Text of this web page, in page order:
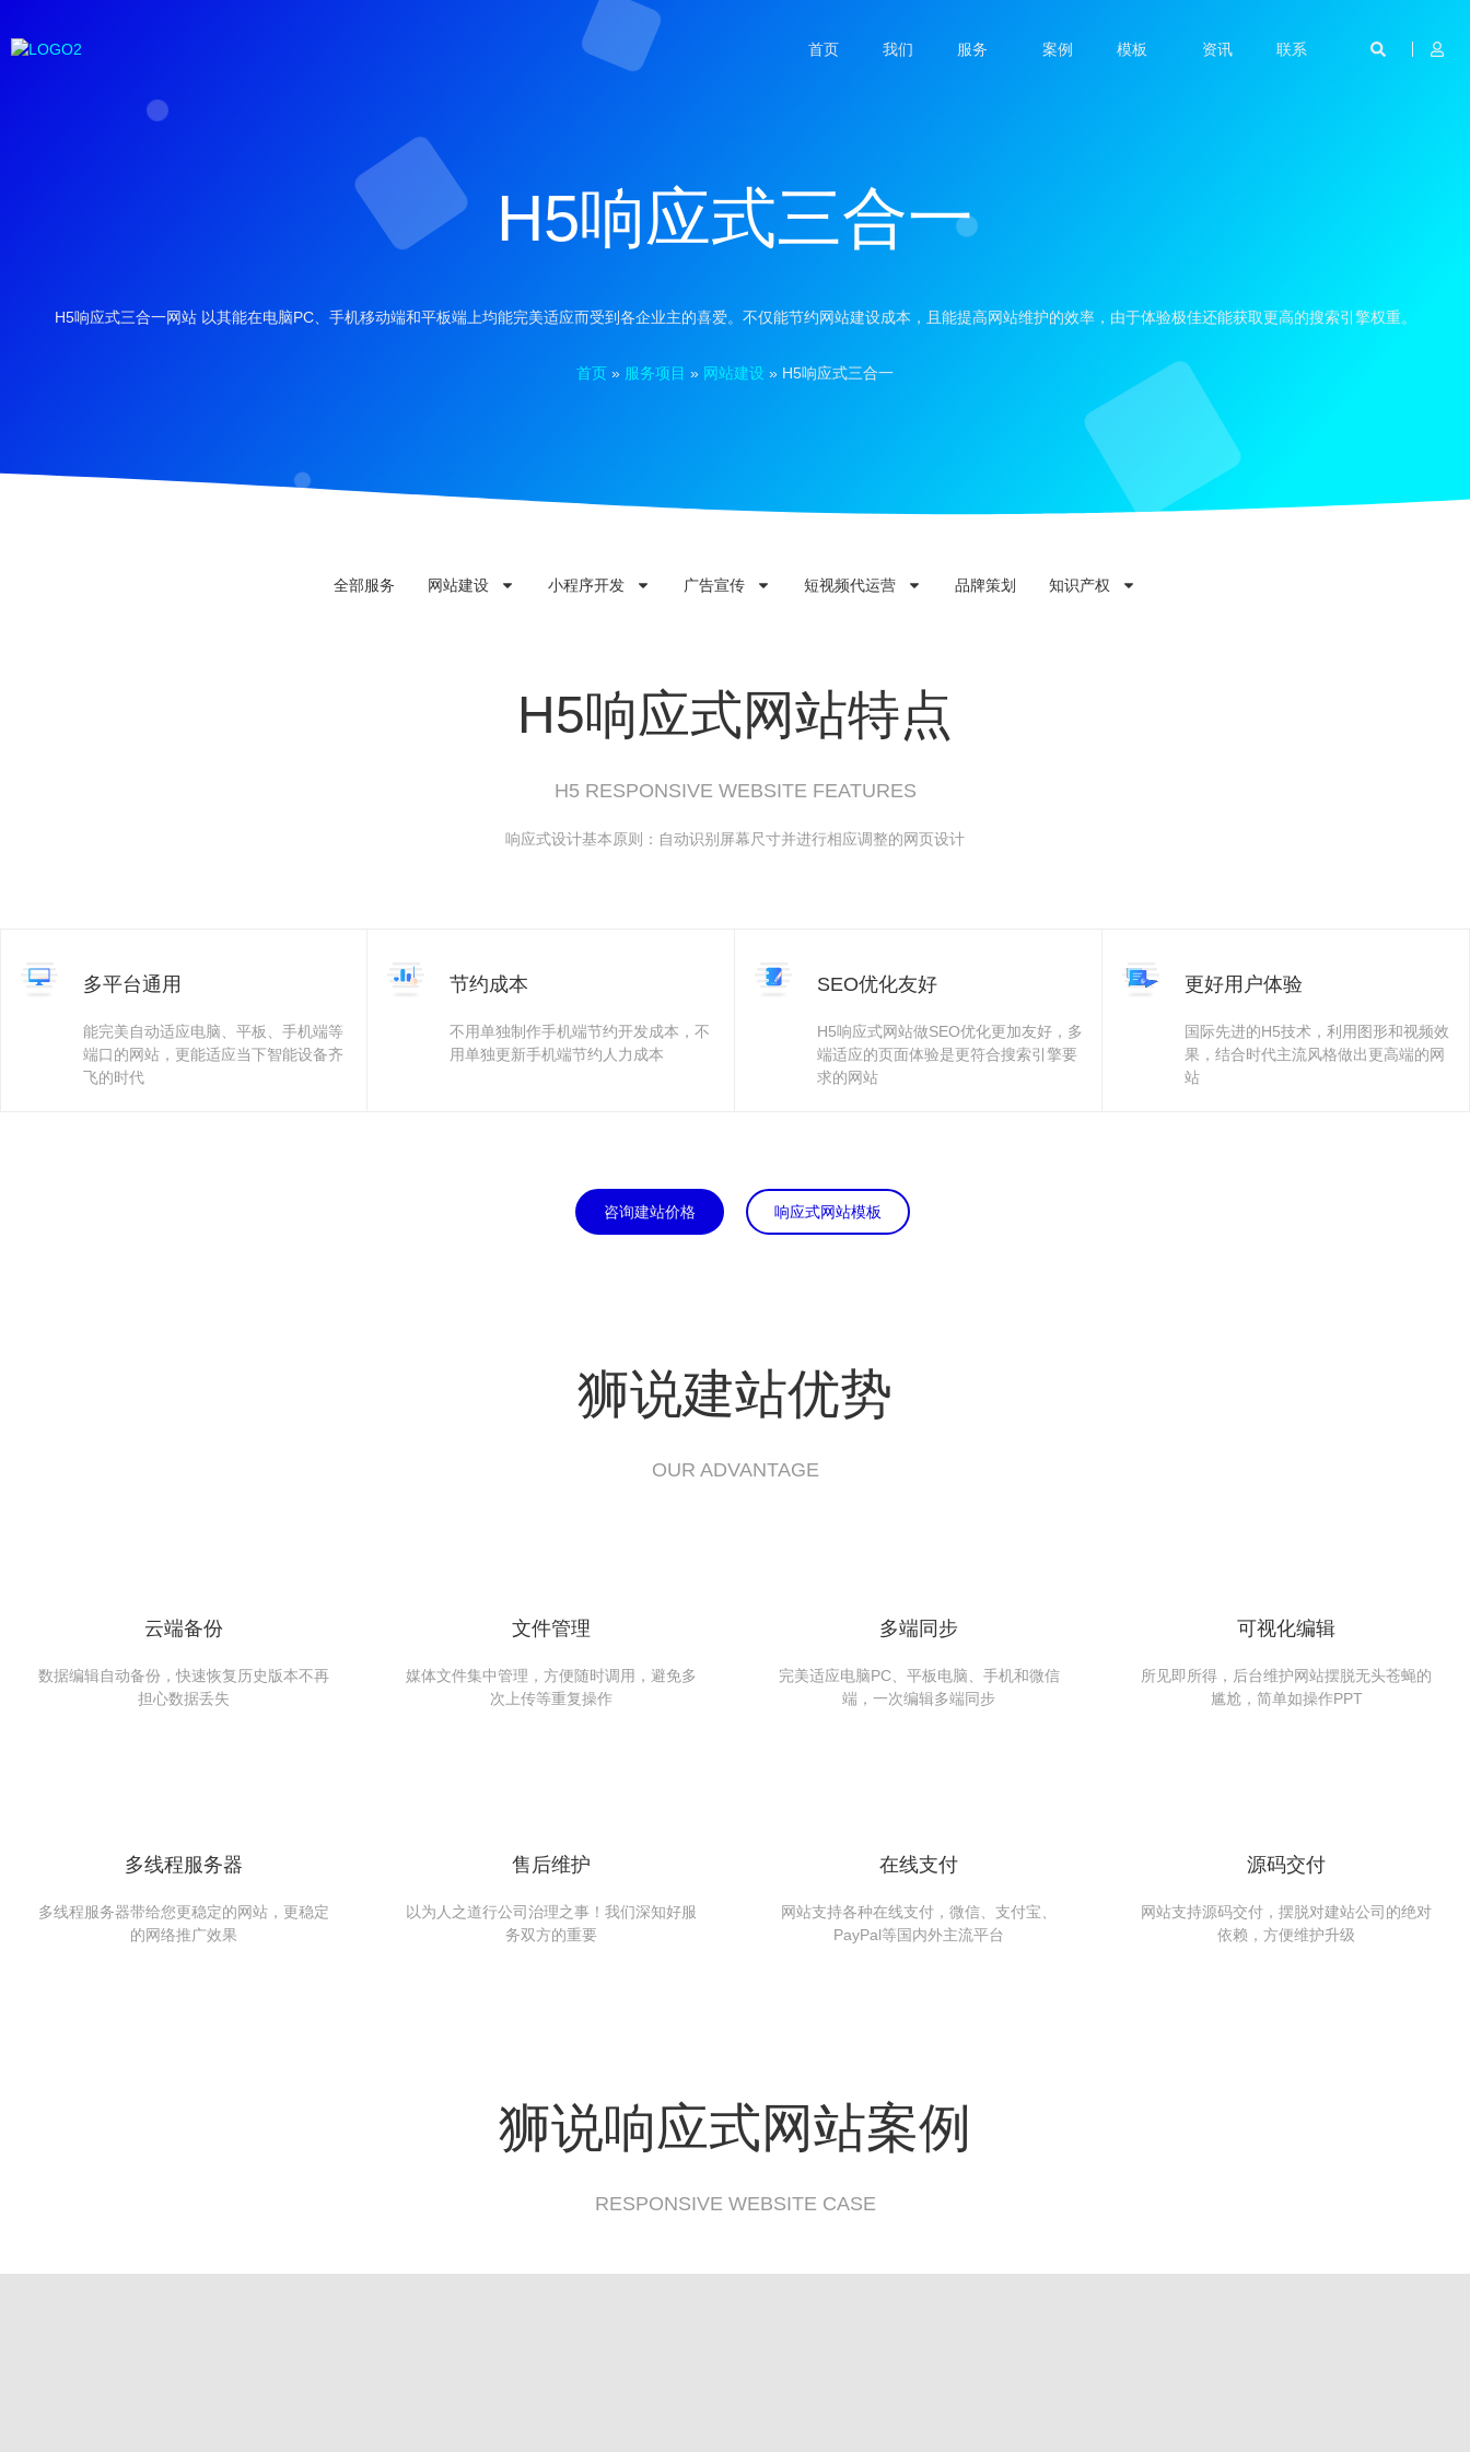
首页 我们 服务 案例 模板 资讯 联系
H5响应式三合一
H5响应式三合一网站 以其能在电脑PC、手机移动端和平板端上均能完美适应而受到各企业主的喜爱。不仅能节约网站建设成本，且能提高网站维护的效率，由于体验极佳还能获取更高的搜索引擎权重。
首页 » 服务项目 » 网站建设 » H5响应式三合一
全部服务 网站建设 小程序开发 广告宣传 短视频代运营 品牌策划 知识产权
H5响应式网站特点
H5 RESPONSIVE WEBSITE FEATURES
响应式设计基本原则：自动识别屏幕尺寸并进行相应调整的网页设计
多平台通用
能完美自动适应电脑、平板、手机端等
端口的网站，更能适应当下智能设备齐
飞的时代
？ 节约成本
不用单独制作手机端节约开发成本，不
用单独更新手机端节约人力成本
SEO优化友好
H5响应式网站做SEO优化更加友好，多
端适应的页面体验是更符合搜索引擎要
求的网站
更好用户体验
国际先进的H5技术，利用图形和视频效
果，结合时代主流风格做出更高端的网
站
咨询建站价格 响应式网站模板
狮说建站优势
OUR ADVANTAGE
云端备份
数据编辑自动备份，快速恢复历史版本不再
担心数据丢失
文件管理
媒体文件集中管理，方便随时调用，避免多
次上传等重复操作
多端同步
完美适应电脑PC、平板电脑、手机和微信
端，一次编辑多端同步
可视化编辑
所见即所得，后台维护网站摆脱无头苍蝇的
尴尬，简单如操作PPT
多线程服务器
多线程服务器带给您更稳定的网站，更稳定
的网络推广效果
售后维护
以为人之道行公司治理之事！我们深知好服
务双方的重要
在线支付
网站支持各种在线支付，微信、支付宝、
PayPal等国内外主流平台
源码交付
网站支持源码交付，摆脱对建站公司的绝对
依赖，方便维护升级
狮说响应式网站案例
RESPONSIVE WEBSITE CASE